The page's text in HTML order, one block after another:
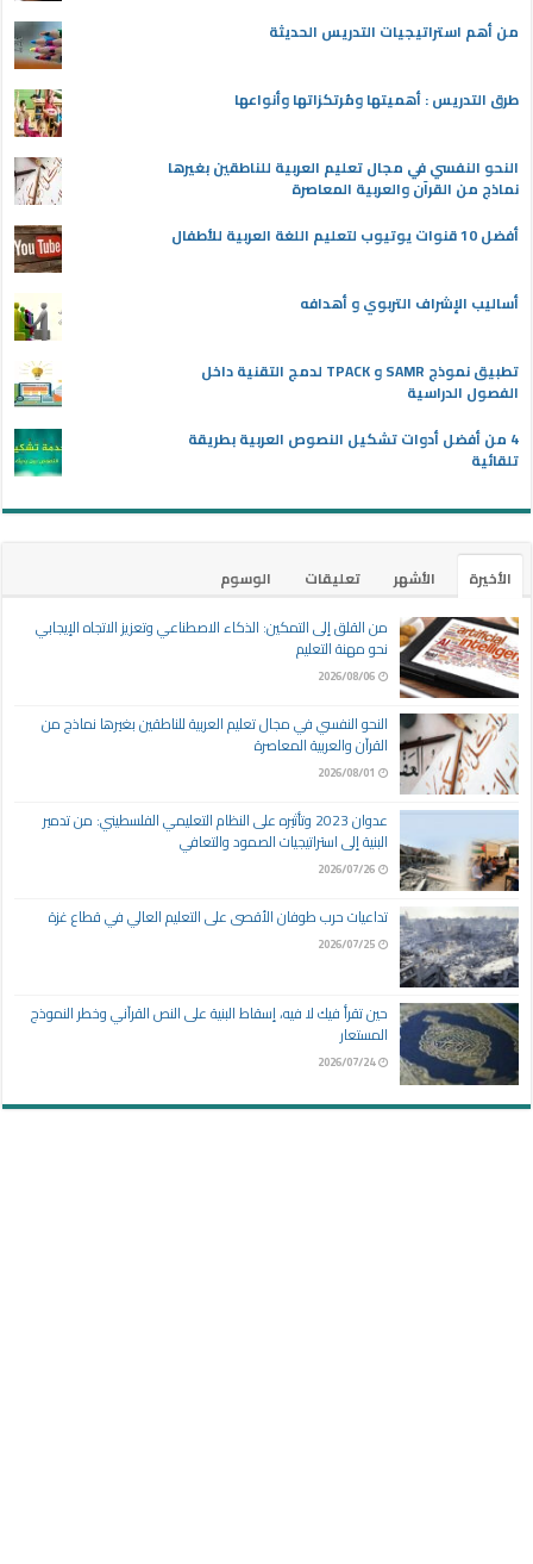
من أهم استراتيجيات التدريس الحديثة
طرق التدريس : أهميتها ومُرتكزاتها وأنواعها
النحو النفسي في مجال تعليم العربية للناطقين بغيرها
نماذج من القرآن والعربية المعاصرة
أفضل 10 قنوات يوتيوب لتعليم اللغة العربية للأطفال
أساليب الإشراف التربوي و أهدافه
تطبيق نموذج SAMR و TPACK لدمج التقنية داخل
الفصول الدراسية
4 من أفضل أدوات تشكيل النصوص العربية بطريقة
تلقائية
الأخيرة الأشهر تعليقات
الوسوم
من القلق إلى التمكين: الذكاء الاصطناعي وتعزيز الاتجاه الإيجابي
نحو مهنة التعليم
2026/08/06
النحو النفسي في مجال تعليم العربية للناطقين بغيرها نماذج من
القرآن والعربية المعاصرة
2026/08/01
عدوان 2023 وتأثيره على النظام التعليمي الفلسطيني: من تدمير
البنية إلى استراتيجيات الصمود والتعافي
2026/07/26
تداعيات حرب طوفان الأقصى على التعليم العالي في قطاع غزة
2026/07/25
حين تقرأ فيك لا فيه، إسقاط البنية على النص القرآني وخطر النموذج
المستعار
2026/07/24